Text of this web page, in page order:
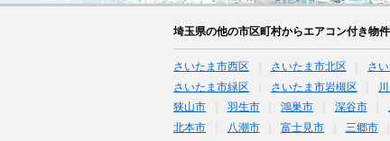
埼玉県の他の市区町村からエアコン付き物
さいたま市西区 さいたま市北区 さ
さいたま市緑区
さいたま市岩槻区
狭山市
羽生市 鴻巣市 深谷市
北本市
八潮市 富士見市 三郷市